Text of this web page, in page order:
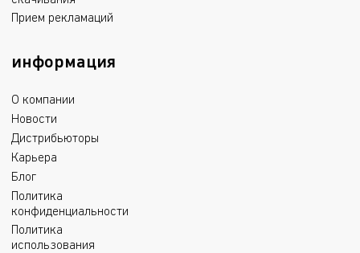
Прием рекламаций
информация
О компании
Новости
Дистрибьюторы
Карьера
Блог
Политика
конфиденциальности
Политика
использования